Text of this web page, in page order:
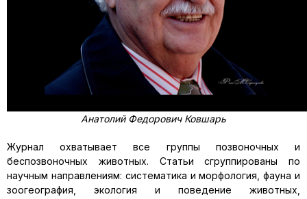
Анатолий Федорович Ковшарь
Журнал охватывает все группы позвоночных и
беспозвоночных животных. Статьи сгруппированы по
научным направлениям: систематика и морфология, фауна и
зоогеография, экология и поведение животных,